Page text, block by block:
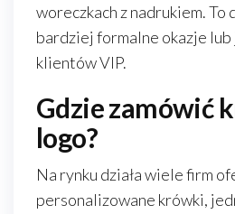
woreczkach z nadrukiem. To
bardziej formalne okazje
klientów VIP.
Gdzie zamówić
logo?
Na rynku działa wiele firm
personalizowane krówki,